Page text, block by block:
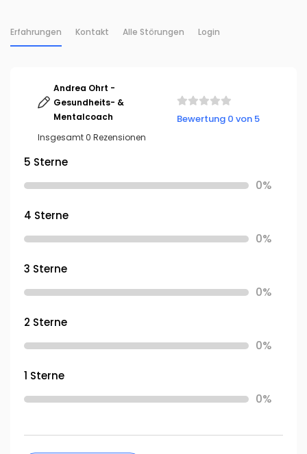
Erfahrungen Kontakt Alle Störungen Login
Andrea Ohrt -
Gesundheits- &
Mentalcoach
Insgesamt 0 Rezensionen
Bewertung 0 von 5
5 Sterne
0%
4 Sterne
0%
3 Sterne
0%
2 Sterne
0%
1 Sterne
0%